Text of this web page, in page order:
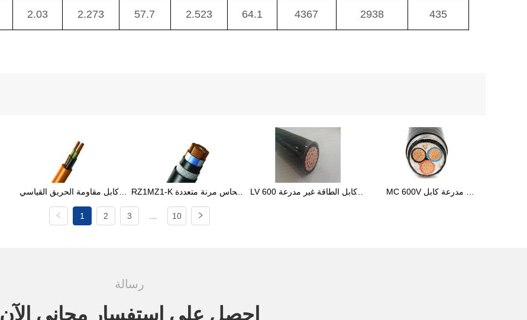
كابل مقاومة الحريق القياسي
300/500 فولت
RZ1MZ1-K النحاس مرنة متعددة
النواة كابل لسز مع أسلاك الفولاذ
الدروع (سوا)
LV كابل الطاقة غير مدرعة 600V
MC 600V مدرعة كابل
1 2 3 10
رسالة
احصل على استفسار مجاني الآن